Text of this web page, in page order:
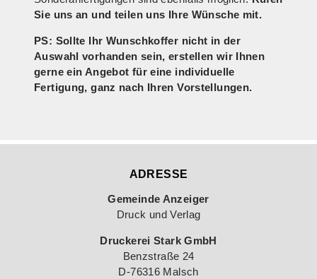
Sie uns an und teilen uns Ihre Wünsche mit.
PS: Sollte Ihr Wunschkoffer nicht in der
Auswahl vorhanden sein, erstellen wir Ihnen
gerne ein Angebot für eine individuelle
Fertigung, ganz nach Ihren Vorstellungen.
ADRESSE
Gemeinde Anzeiger
Druck und Verlag
Druckerei Stark GmbH
Benzstraße 24
D-76316 Malsch